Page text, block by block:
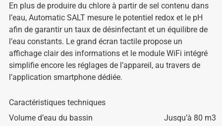
En plus de produire du chlore à partir de sel contenu dans
l’eau, Automatic SALT mesure le potentiel redox et le pH
afin de garantir un taux de désinfectant et un équilibre de
l’eau constants. Le grand écran tactile propose un
affichage clair des informations et le module WiFi intégré
simplifie encore les réglages de l’appareil, au travers de
l’application smartphone dédiée.
Caractéristiques techniques
Volume d’eau du bassin
Jusqu’à 80 m3